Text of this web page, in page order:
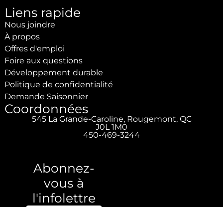
Liens rapide
Nous joindre
À propos
Offres d'emploi
Foire aux questions
Développement durable
Politique de confidentialité
Demande Saisonnier
Coordonnées
545 La Grande-Caroline, Rougemont, QC
J0L 1M0
450-469-3244
Abonnez-
vous à
l'infolettre